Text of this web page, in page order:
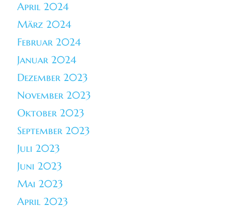
April 2024
März 2024
Februar 2024
Januar 2024
Dezember 2023
November 2023
Oktober 2023
September 2023
Juli 2023
Juni 2023
Mai 2023
April 2023